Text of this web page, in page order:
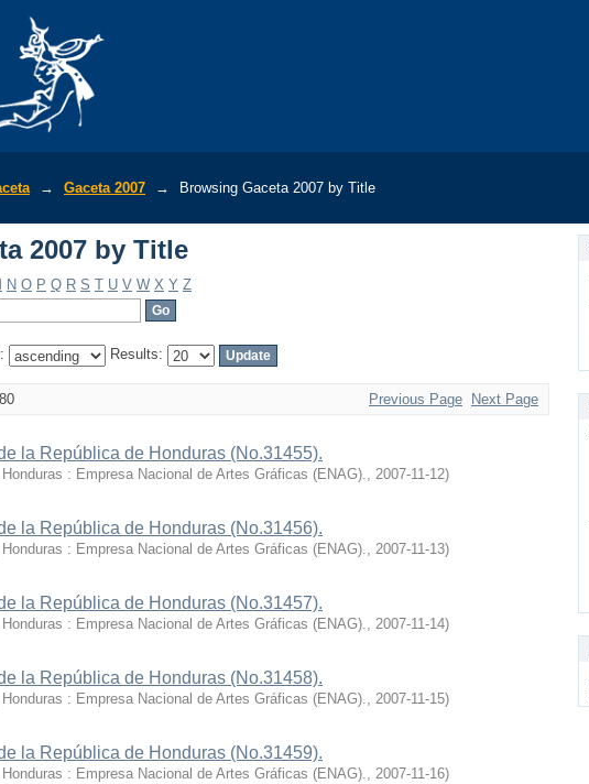
→ Gaceta 2007 → Browsing Gaceta 2007 by Title
2007 by Title
N O P Q R S T U V W X Y Z
Results:
Previous Page Next Page
la República de Honduras (No.31455).
: Empresa Nacional de Artes Gráficas (ENAG)., 2007-11-12)
la República de Honduras (No.31456).
: Empresa Nacional de Artes Gráficas (ENAG)., 2007-11-13)
la República de Honduras (No.31457).
: Empresa Nacional de Artes Gráficas (ENAG)., 2007-11-14)
la República de Honduras (No.31458).
: Empresa Nacional de Artes Gráficas (ENAG)., 2007-11-15)
la República de Honduras (No.31459).
: Empresa Nacional de Artes Gráficas (ENAG)., 2007-11-16)